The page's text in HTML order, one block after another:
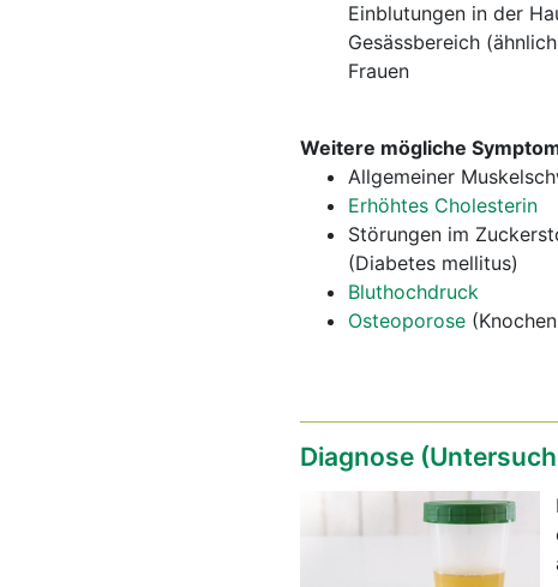
Einblutungen in der
Gesässbereich
Frauen
Weitere mögliche
Allgemeiner
Erhöhtes Cholesterin
Störungen im
(Diabetes mellitus)
Bluthochdruck
Osteoporose
Diagnose